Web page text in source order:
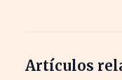
Artículos